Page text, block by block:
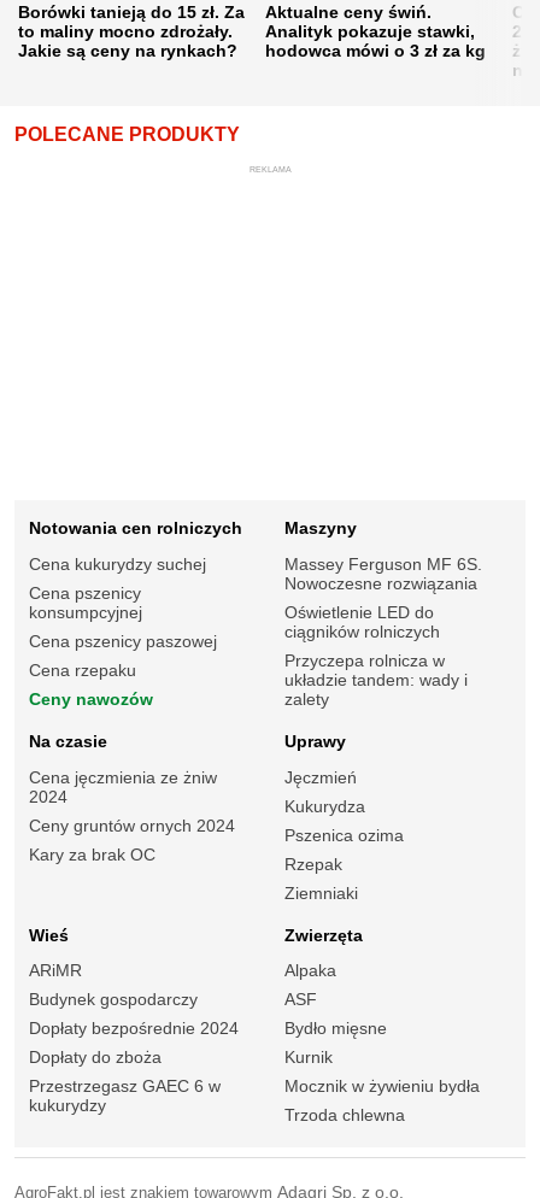
Borówki tanieją do 15 zł. Za
to maliny mocno zdrożały.
Jakie są ceny na rynkach?
Aktualne ceny świń.
Analityk pokazuje stawki,
hodowca mówi o 3 zł za kg
POLECANE PRODUKTY
REKLAMA
Notowania cen rolniczych
Cena kukurydzy suchej
Cena pszenicy
konsumpcyjnej
Cena pszenicy paszowej
Cena rzepaku
Ceny nawozów
Maszyny
Massey Ferguson MF 6S.
Nowoczesne rozwiązania
Oświetlenie LED do
ciągników rolniczych
Przyczepa rolnicza w
układzie tandem: wady i
zalety
Na czasie
Cena jęczmienia ze żniw
2024
Ceny gruntów ornych 2024
Kary za brak OC
Uprawy
Jęczmień
Kukurydza
Pszenica ozima
Rzepak
Ziemniaki
Wieś
ARiMR
Budynek gospodarczy
Dopłaty bezpośrednie 2024
Dopłaty do zboża
Przestrzegasz GAEC 6 w
kukurydzy
Zwierzęta
Alpaka
ASF
Bydło mięsne
Kurnik
Mocznik w żywieniu bydła
Trzoda chlewna
AgroFakt.pl jest znakiem towarowym Adagri Sp. z o.o.